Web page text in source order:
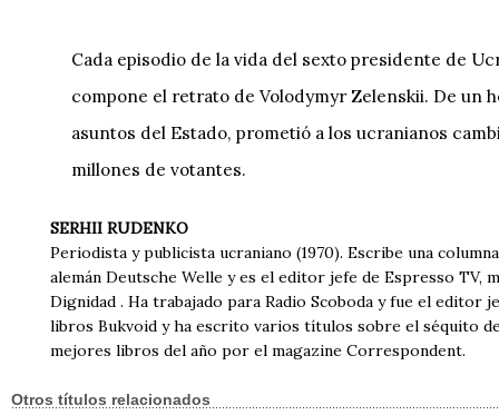
Cada episodio de la vida del sexto presidente de
compone el retrato de Volodymyr Zelenskii. De un
asuntos del Estado, prometió a los ucranianos
millones de votantes.
SERHII RUDENKO
Periodista y publicista ucraniano (1970). Escribe una
alemán Deutsche Welle y es el editor jefe de Espresso TV,
Dignidad . Ha trabajado para Radio Scoboda y fue el editor
libros Bukvoid y ha escrito varios títulos sobre el séquito
mejores libros del año por el magazine Correspondent.
Otros títulos relacionados